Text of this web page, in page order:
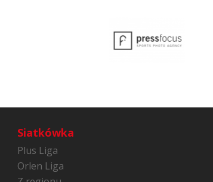
Siatkówka
Plus Liga
Orlen Liga